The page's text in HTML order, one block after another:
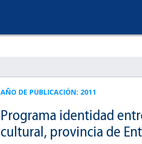
AÑO DE PUBLICACIÓN: 2011
Programa identidad
cultural, provincia de